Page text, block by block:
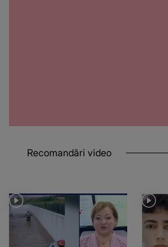
Recomandări video